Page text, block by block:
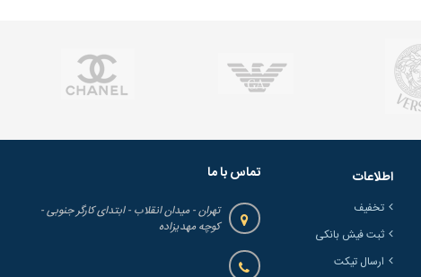
اطلاعات
تخفیف
ثبت فیش بانکی
ارسال تیکت
تماس با ما
تهران - میدان انقلاب - ابتدای کارگر جنوبی -
کوچه مهدیزاده